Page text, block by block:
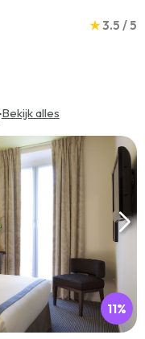
★3.5 / 5
Bekijk alles
11%